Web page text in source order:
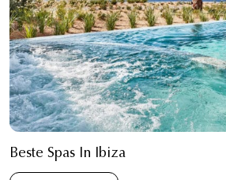
Beste Spas In Ibiza